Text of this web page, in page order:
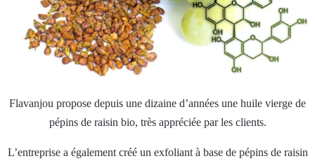
Flavanjou propose depuis une dizaine d’années une huile vierge de
pépins de raisin bio, très appréciée par les clients.
L’entreprise a également créé un exfoliant à base de pépins de raisin